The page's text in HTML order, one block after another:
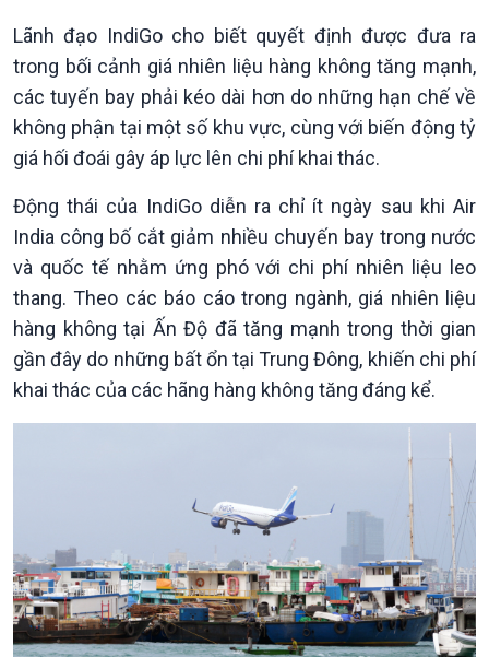
Kinh tế
Tin Kinh tế
Trước giờ mở cửa
Dòng chảy Kinh tế
Sức sống hàng Việt
Khởi nghiệp
Nông nghiệp & Biển đảo
Tin Nông nghiệp & Biển
đảo
Mùa vàng
Biển đảo Việt Nam
Tâm tình biên giới và hải
Tìm hiểu biển, đảo Việt
Lãnh đạo IndiGo cho biết quyết định được đưa ra
trong bối cảnh giá nhiên liệu hàng không tăng mạnh,
các tuyến bay phải kéo dài hơn do những hạn chế về
không phận tại một số khu vực, cùng với biến động tỷ
giá hối đoái gây áp lực lên chi phí khai thác.
Động thái của IndiGo diễn ra chỉ ít ngày sau khi Air
India công bố cắt giảm nhiều chuyến bay trong nước
và quốc tế nhằm ứng phó với chi phí nhiên liệu leo
thang. Theo các báo cáo trong ngành, giá nhiên liệu
hàng không tại Ấn Độ đã tăng mạnh trong thời gian
gần đây do những bất ổn tại Trung Đông, khiến chi phí
khai thác của các hãng hàng không tăng đáng kể.